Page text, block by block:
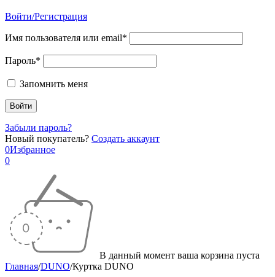
Войти/Регистрация
Имя пользователя или email*
Пароль*
Запомнить меня
Забыли пароль?
Новый покупатель? Создать аккаунт
0Избранное
0
В данный момент ваша корзина пуста
Главная/DUNO/Куртка DUNO